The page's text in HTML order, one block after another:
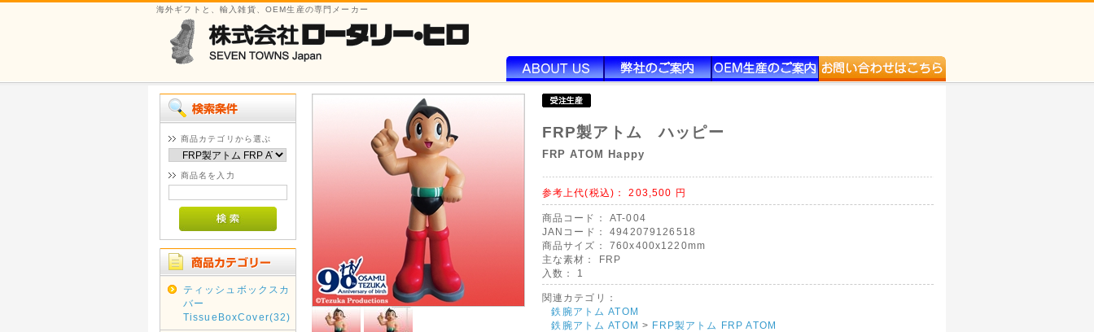
海外ギフトと、輸入雑貨、OEM生産の専門メーカー
商品カテゴリから選ぶ
商品名を入力
ティッシュボックスカ
バー
TissueBoxCover(32)
FRP製アトム ハッピー
FRP ATOM Happy
参考上代(税込)： 203,500 円
商品コード：
AT-004
JANコード：
4942079126518
商品サイズ：
760x400x1220mm
主な素材：
FRP
入数：
1
関連カテゴリ：
鉄腕アトム ATOM
鉄腕アトム ATOM > FRP製アトム FRP ATOM